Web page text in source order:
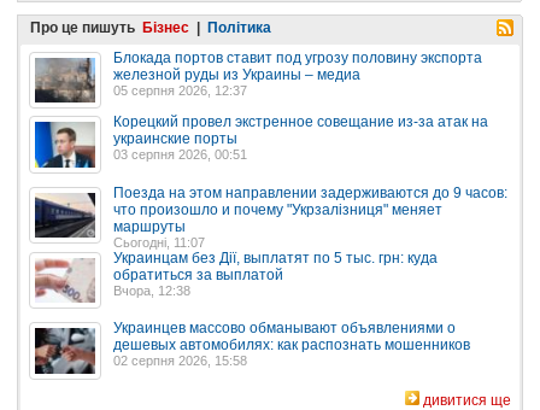
Про це пишуть Бізнес | Політика
Блокада портов ставит под угрозу половину экспорта
железной руды из Украины – медиа
05 серпня 2026, 12:37
Корецкий провел экстренное совещание из-за атак на
украинские порты
03 серпня 2026, 00:51
Поезда на этом направлении задерживаются до 9 часов:
что произошло и почему "Укрзалізниця" меняет
маршруты
Сьогодні, 11:07
Украинцам без Дії, выплатят по 5 тыс. грн: куда
обратиться за выплатой
Вчора, 12:38
Украинцев массово обманывают объявлениями о
дешевых автомобилях: как распознать мошенников
02 серпня 2026, 15:58
дивитися ще